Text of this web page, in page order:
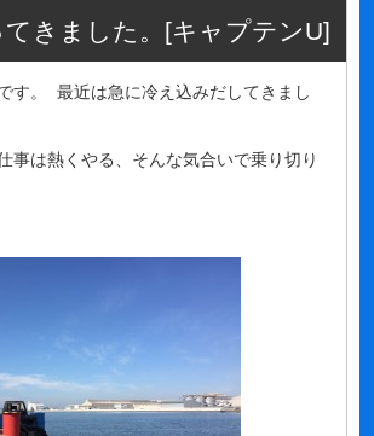
きました。[キャプテンU]
す。 最近は急に冷え込みだしてきまし
事は熱くやる、そんな気合いで乗り切り